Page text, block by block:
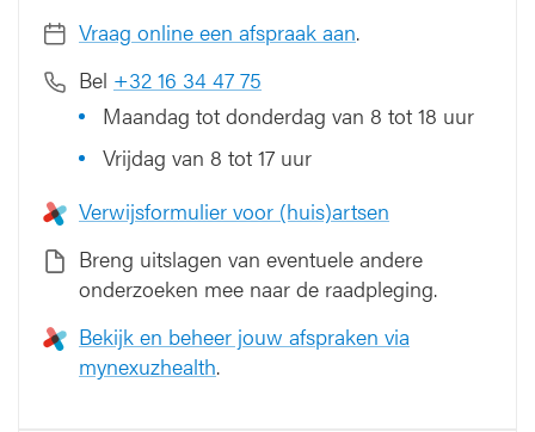
Vraag online een afspraak aan.
Bel +32 16 34 47 75
Maandag tot donderdag van 8 tot 18 uur
Vrijdag van 8 tot 17 uur
Verwijsformulier voor (huis)artsen
Breng uitslagen van eventuele andere
onderzoeken mee naar de raadpleging.
Bekijk en beheer jouw afspraken via
mynexuzhealth.